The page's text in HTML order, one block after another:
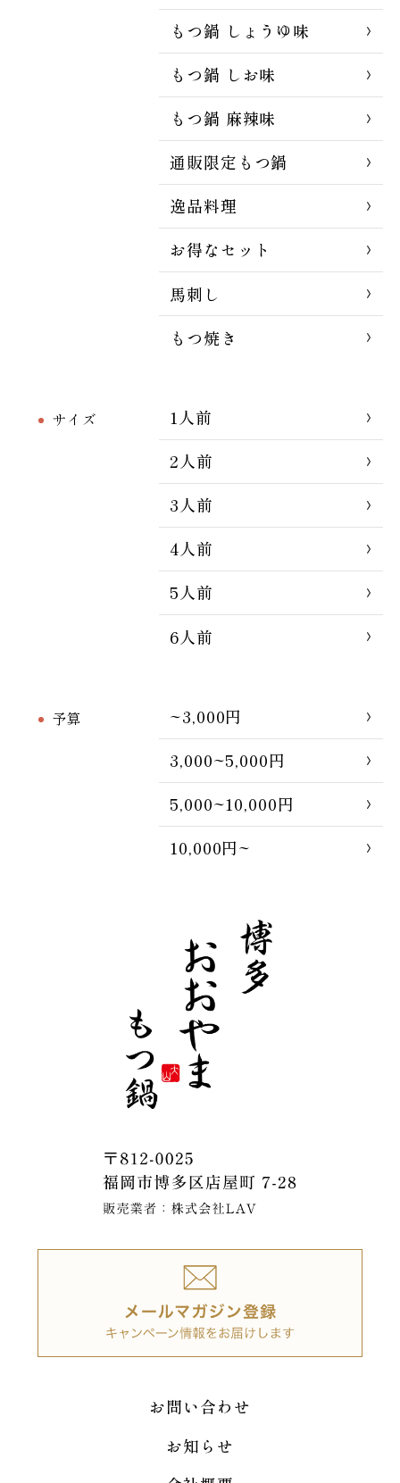
もつ鍋 しょうゆ味
もつ鍋 しお味
もつ鍋 麻辣味
通販限定もつ鍋
逸品料理
お得なセット
馬刺し
もつ焼き
サイズ
1人前
2人前
3人前
4人前
5人前
6人前
予算
~3,000円
3,000~5,000円
5,000~10,000円
10,000円~
お問い合わせ
お知らせ